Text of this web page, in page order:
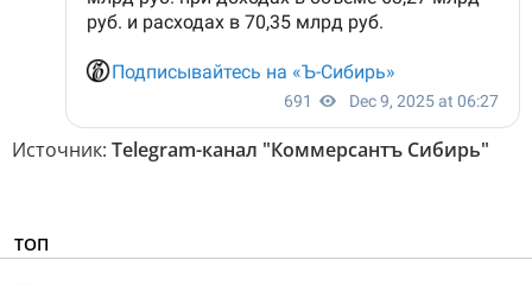
Источник: Telegram-канал "Коммерсантъ Сибирь"
ТОП